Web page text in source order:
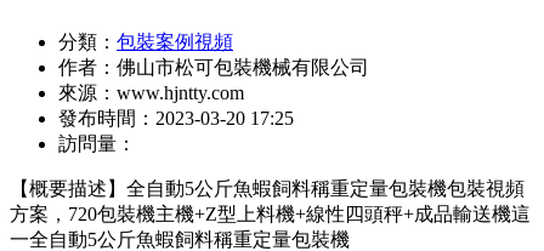
分類： 包裝案例視頻
作者： 佛山市松可包裝機械有限公司
來源： www.hjntty.com
發布時間： 2023-03-20 17:25
訪問量：
【概要描述】 全自動5公斤魚蝦飼料稱重定量包裝機包裝視頻
方案，720包裝機主機+Z型上料機+線性四頭秤+成品輸送機這
一全自動5公斤魚蝦飼料稱重定量包裝機